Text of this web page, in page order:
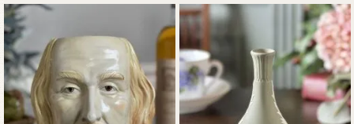
ミニフラワーベース